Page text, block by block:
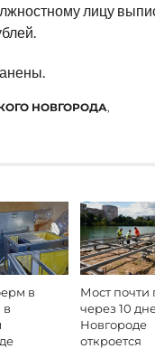
лицу
НОВГОРОДА,
в
в
Мост почти
через 10
Новгороде
откроется